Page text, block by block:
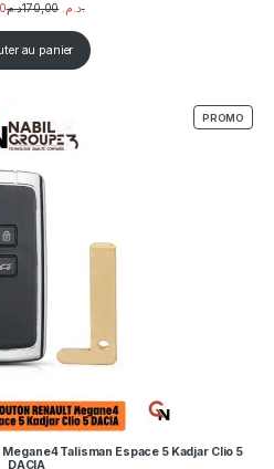
د.م. 170,00 د.م.
au panier
PROMO
Megane4 Talisman Espace 5 Kadjar Clio 5
DACIA